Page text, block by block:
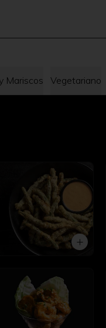
Mariscos Vegetariano